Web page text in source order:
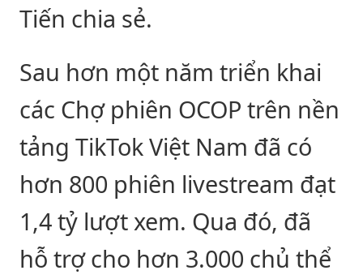
Tiến chia sẻ.
Sau hơn một năm triển khai
các Chợ phiên OCOP trên nền
tảng TikTok Việt Nam đã có
hơn 800 phiên livestream đạt
1,4 tỷ lượt xem. Qua đó, đã
hỗ trợ cho hơn 3.000 chủ thể